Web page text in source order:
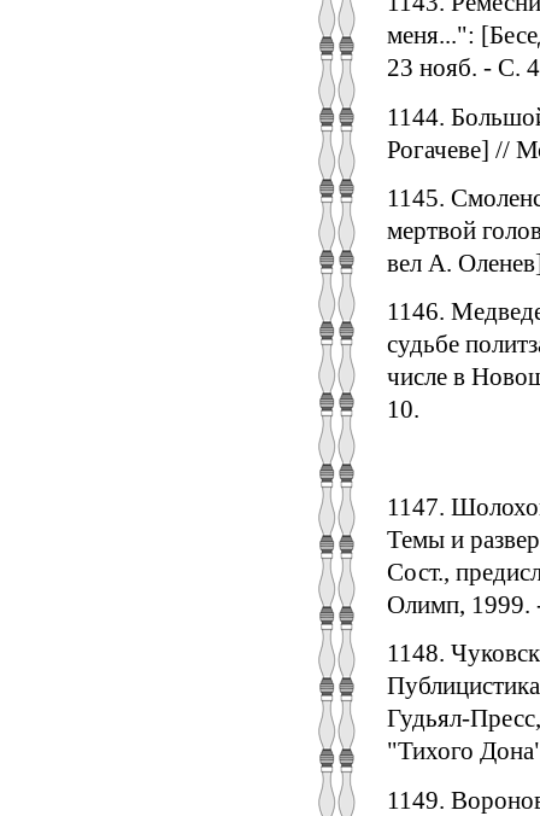
меня...":
23 нояб. - С.
1144.
Рогачеве] //
1145.
мертвой
вел А.
1146.
судьбе
числе в
10.
1147.
Темы и
Сост.,
Олимп, 1999.
1148.
Гудьял-
"Тихого
1149.